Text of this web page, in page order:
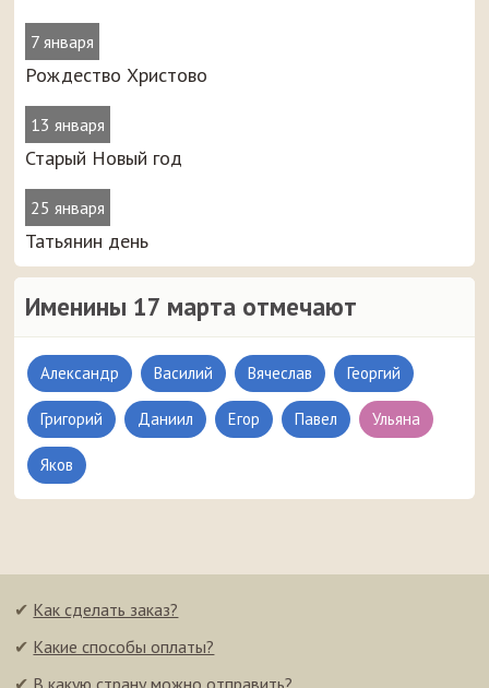
7 января
Рождество Христово
13 января
Старый Новый год
25 января
Татьянин день
Именины 17 марта отмечают
Александр Василий Вячеслав Георгий
Григорий Даниил Егор Павел Ульяна
Яков
✔ Как сделать заказ?
✔ Какие способы оплаты?
✔ В какую страну можно отправить?